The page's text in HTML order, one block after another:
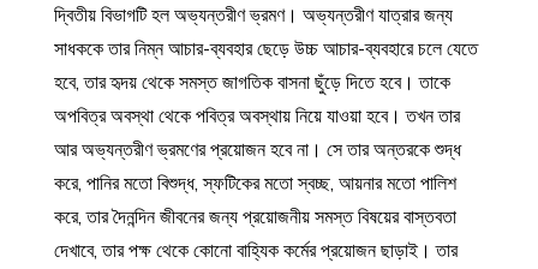
দ্বিতীয় বিভাগটি হল অভ্যন্তরীণ ভ্রমণ। অভ্যন্তরীণ যাত্রার জন্য
সাধককে তার নিম্ন আচার-ব্যবহার ছেড়ে উচ্চ আচার-ব্যবহারে চলে যেতে
হবে, তার হৃদয় থেকে সমস্ত জাগতিক বাসনা ছুঁড়ে দিতে হবে। তাকে
অপবিত্র অবস্থা থেকে পবিত্র অবস্থায় নিয়ে যাওয়া হবে। তখন তার
আর অভ্যন্তরীণ ভ্রমণের প্রয়োজন হবে না। সে তার অন্তরকে শুদ্ধ
করে, পানির মতো বিশুদ্ধ, স্ফটিকের মতো স্বচ্ছ, আয়নার মতো পালিশ
করে, তার দৈনন্দিন জীবনের জন্য প্রয়োজনীয় সমস্ত বিষয়ের বাস্তবতা
দেখাবে, তার পক্ষ থেকে কোনো বাহ্যিক কর্মের প্রয়োজন ছাড়াই। তার